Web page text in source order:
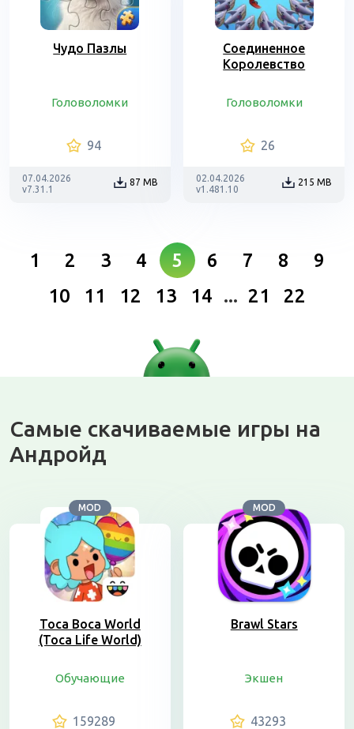
Чудо Пазлы
Головоломки
94
07.04.2026
v7.31.1
87 MB
Соединенное
Королевство
Головоломки
26
02.04.2026
v1.481.10
215 MB
1 2 3 4 5 6 7 8
9
10
11 12 13 14 ... 21 22
Самые скачиваемые игры на
Андройд
MOD
Toca Boca World
(Toca Life World)
Обучающие
159289
MOD
Brawl Stars
Экшен
43293